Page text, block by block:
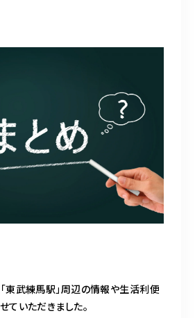
東武練馬駅」周辺の情報や生活利便
ていただきました。